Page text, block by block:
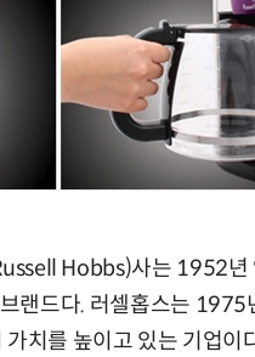
Hobbs)사는 1952
랜드다. 러셀홉스는
치를 높이고 있는 기업이